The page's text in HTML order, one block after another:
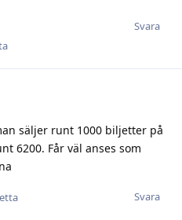
Svara
säljer runt 1000 biljetter på
6200. Får väl anses som
Svara